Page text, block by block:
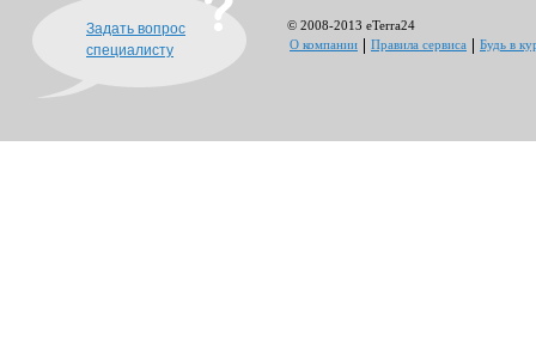
Задать вопрос
специалисту
© 2008-2013 eTerra24
О компании
Правила сервиса Будь в